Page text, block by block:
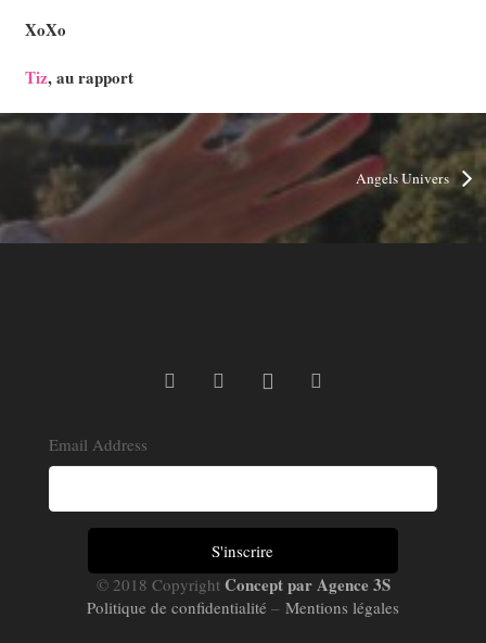
XoXo
Tiz, au rapport
Angels Univers
Email Address
© 2018 Copyright Concept par Agence 3S
Politique de confidentialité – Mentions légales